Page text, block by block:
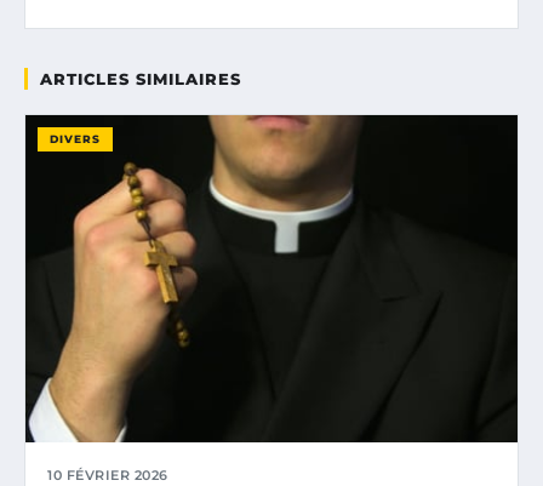
ARTICLES SIMILAIRES
DIVERS
10 FÉVRIER 2026